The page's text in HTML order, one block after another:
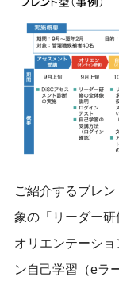
ご紹介するブレ
象の「リーダー研
オリエンテーシ
ン自己学習（eラ